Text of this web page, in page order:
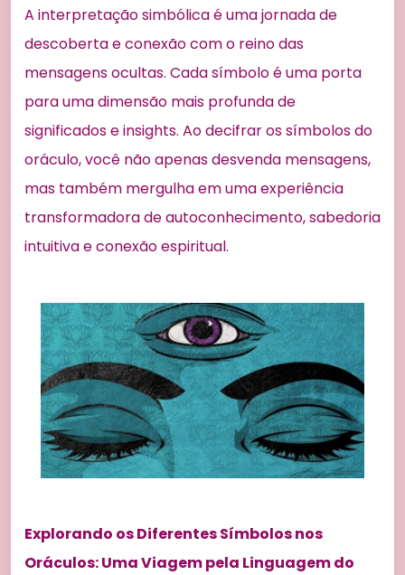
A interpretação simbólica é uma jornada de
descoberta e conexão com o reino das
mensagens ocultas. Cada símbolo é uma porta
para uma dimensão mais profunda de
significados e insights. Ao decifrar os símbolos do
oráculo, você não apenas desvenda mensagens,
mas também mergulha em uma experiência
transformadora de autoconhecimento, sabedoria
intuitiva e conexão espiritual.
Explorando os Diferentes Símbolos nos
Oráculos: Uma Viagem pela Linguagem do